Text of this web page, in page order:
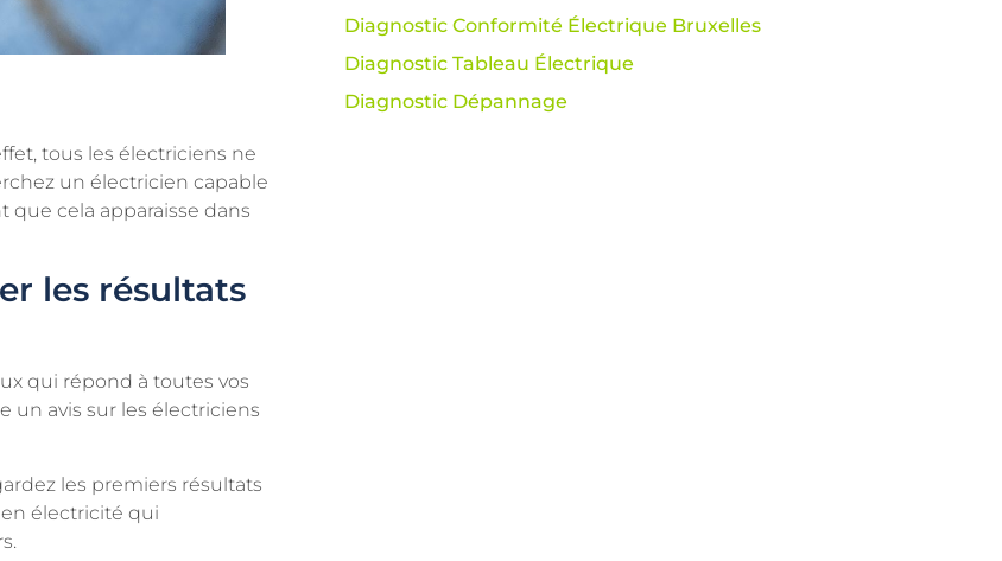
tous les électriciens ne
un électricien capable
que cela apparaisse dans
les résultats
qui répond à toutes vos
un avis sur les électriciens
les premiers résultats
en électricité qui
Diagnostic Conformité Électrique Bruxelles
Diagnostic Tableau Électrique
Diagnostic Dépannage